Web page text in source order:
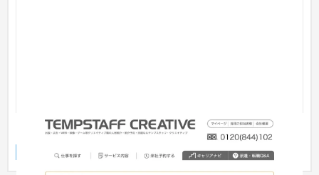
テンプスタッフ・クリエイティブ株式会社
企業サイト 人材